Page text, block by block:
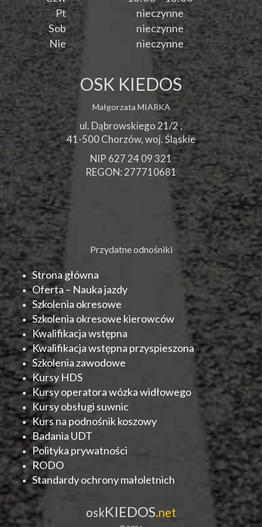
Pt
nieczynne
Sob
nieczynne
Nie
nieczynne
OSK KIEDOS
Małgorzata MIARKA
ul. Dąbrowskiego 21/2 ,
41-500Chorzów, woj.Śląskie
NIP 627 24 09 321
REGON: 277710681
Przydatne odnośniki
Strona główna
Oferta – Nauka jazdy
Szkolenia okresowe
Szkolenia okresowe kierowców
Kwalifikacja wstępna
Kwalifikacja wstępna przyspieszona
Szkolenia zawodowe
Kursy HDS
Kursy operatora wózka widłowego
Kursy obsługi suwnic
Kurs na podnośnik koszowy
Badania UDT
Polityka prywatności
RODO
Standardy ochrony małoletnich
oskKIEDOS.net